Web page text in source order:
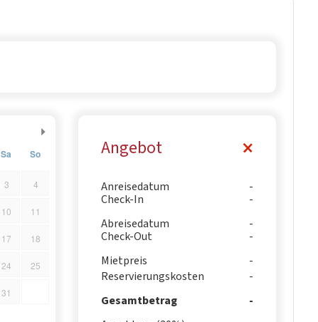
Sa So
3 4
10 11
17 18
24 25
31
Angebot
Anreisedatum
Check-In
Abreisedatum
Check-Out
Mietpreis
Reservierungskosten
Gesamtbetrag